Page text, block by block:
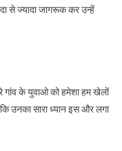
से ज्यादा जागरूक कर उन्हें
गांव के युवाओ को हमेशा हम खेलों
उनका सारा ध्यान इस और लगा